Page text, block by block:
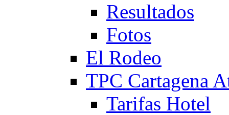
Resultados
Fotos
El Rodeo
TPC Cartagena
Tarifas Hotel